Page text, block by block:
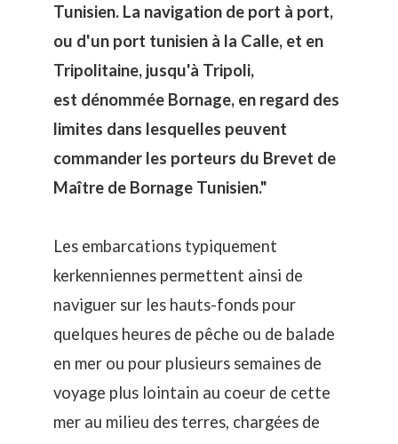
Tunisien. La navigation de port à port,
ou d'un port tunisien à la Calle, et en
Tripolitaine, jusqu'à Tripoli,
est dénommée Bornage, en regard des
limites dans lesquelles peuvent
commander les porteurs du Brevet de
Maître de Bornage Tunisien."
Les embarcations typiquement
kerkenniennes permettent ainsi de
naviguer sur les hauts-fonds pour
quelques heures de pêche ou de balade
en mer ou pour plusieurs semaines de
voyage plus lointain au coeur de cette
mer au milieu des terres, chargées de